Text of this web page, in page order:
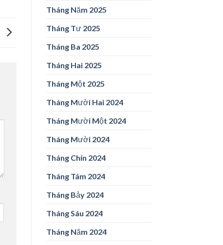
Tháng Năm 2025
Tháng Tư 2025
Tháng Ba 2025
Tháng Hai 2025
Tháng Một 2025
Tháng Mười Hai 2024
Tháng Mười Một 2024
Tháng Mười 2024
Tháng Chín 2024
Tháng Tám 2024
Tháng Bảy 2024
Tháng Sáu 2024
Tháng Năm 2024